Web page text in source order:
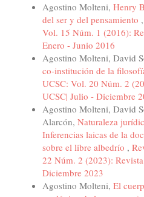
Agostino Molteni, Henry
del ser y del pensamiento ,
Vol. 15 Núm. 1 (2016):
Enero - Junio 2016
Agostino Molteni, David
co-institución de la
UCSC: Vol. 20 Núm. 2
UCSC| Julio - Diciembre
Agostino Molteni, David
Alarcón, Naturaleza
Inferencias laicas de la
sobre el libre albedrío ,
22 Núm. 2 (2023):
Diciembre 2023
Agostino Molteni, El